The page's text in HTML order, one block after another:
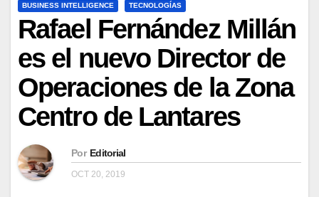
BUSINESS INTELLIGENCE TECNOLOGÍAS
Rafael Fernández Millán
es el nuevo Director de
Operaciones de la Zona
Centro de Lantares
Por Editorial
OCT 20, 2019